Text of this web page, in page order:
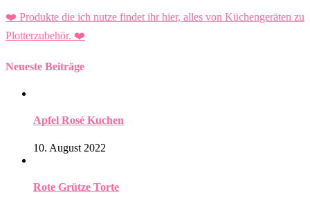
❤️ Produkte die ich nutze findet ihr hier, alles von Küchengeräten zu
Plotterzubehör. ❤️
Neueste Beiträge
Apfel Rosé Kuchen
10. August 2022
Rote Grütze Torte